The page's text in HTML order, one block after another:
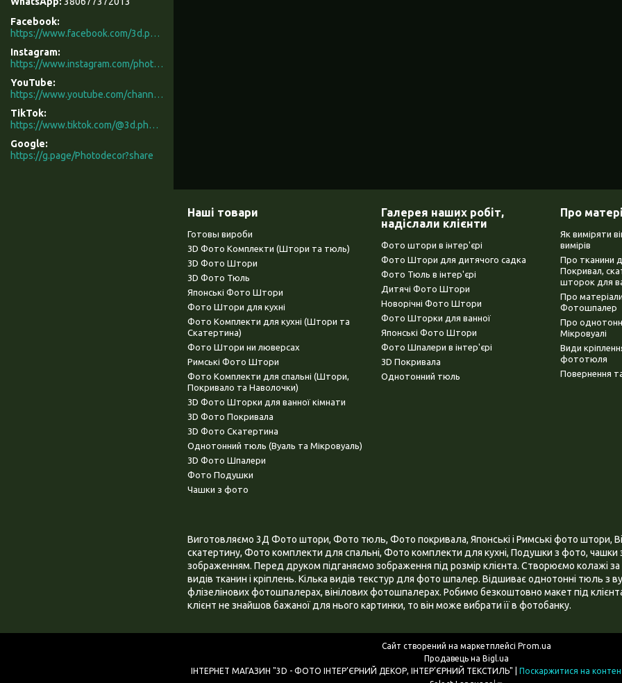
Facebook
https://www.facebook.com/3d.photodecor/
Instagram
https://www.instagram.com/photodecor.com.ua/
YouTube
https://www.youtube.com/channel/UCXCUerfqRY1Pw7-IptdbqyA/videos
TikTok
https://www.tiktok.com/@3d.photodecor?is_from_webapp=1&sender_device=pc
Google
https://g.page/Photodecor?share
Наші товари
Готовы вироби
3D Фото Комплекти (Штори та тюль)
3D Фото Штори
3D Фото Тюль
Японські Фото Штори
Фото Штори для кухні
Фото Комплекти для кухні (Штори та
Скатертина)
Фото Штори ни люверсах
Римські Фото Штори
Фото Комплекти для спальні (Штори,
Покривало та Наволочки)
3D Фото Шторки для ванної кімнати
3D Фото Покривала
3D Фото Скатертина
Однотонний тюль (Вуаль та Мікровуаль)
3D Фото Шпалери
Фото Подушки
Чашки з фото
Галерея наших робіт,
надіслали клієнти
Фото штори в інтер'єрі
Фото Штори для дитячого садка
Фото Тюль в інтер'єрі
Дитячі Фото Штори
Новорічні Фото Штори
Фото Шторки для ванної
Японські Фото Штори
Фото Шпалери в інтер'єрі
3D Покривала
Однотонний тюль
Про
Як виміряти
вимірів
Про тканини
Покривал,
шторок для
Про
Фотошпалер
Про
Мікровуалі
Види
фототюля
Повернення
Виготовляємо 3Д Фото штори, Фото тюль, Фото покривала, Японські і Римські фото штори,
скатертину, Фото комплекти для спальні, Фото комплекти для кухні, Подушки з фото, чашки
зображенням. Перед друком підганяємо зображення під розмір клієнта. Створюємо колажі
видів тканин і кріплень. Кілька видів текстур для фото шпалер. Відшиває однотонні тюль з
флізелінових фотошпалерах, вінілових фотошпалерах. Робимо безкоштовно макет під
клієнт не знайшов бажаної для нього картинки, то він може вибрати її в фотобанку.
Сайт створений на маркетплейсі Prom.ua
Продавець на Bigl.ua
Поскаржитися на